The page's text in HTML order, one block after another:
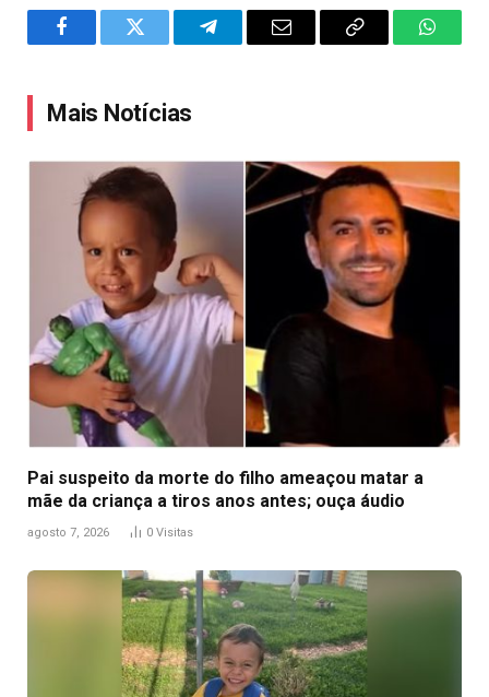
FacebookTwitter TelegramEmail
Copy
Mais Notícias
Pai suspeito da morte do filho ameaçou matar a
mãe da criança a tiros anos antes; ouça áudio
agosto 7, 2026 0 Visitas